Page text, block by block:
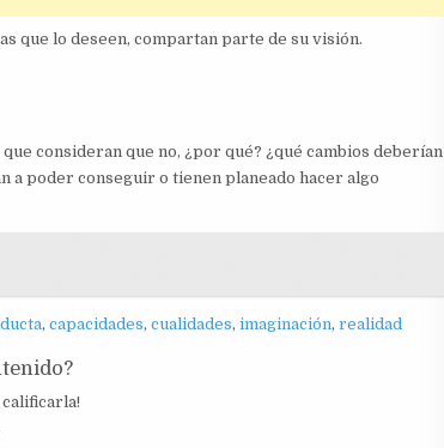
que lo deseen, compartan parte de su visión.
consideran que no, ¿por qué? ¿qué cambios deberían
a poder conseguir o tienen planeado hacer algo
,capacidades,cualidades,imaginación,realidad